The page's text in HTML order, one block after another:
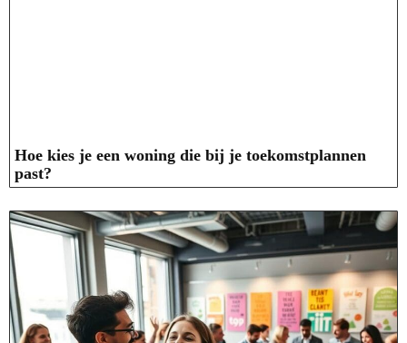
Hoe kies je een woning die bij je toekomstplannen
past?